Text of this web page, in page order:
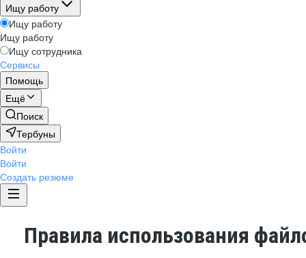
Ищу работу
Ищу работу
Ищу работу
Ищу сотрудника
Сервисы
Помощь
Ещё
Поиск
Тербуны
Войти
Войти
Создать резюме
Правила использования